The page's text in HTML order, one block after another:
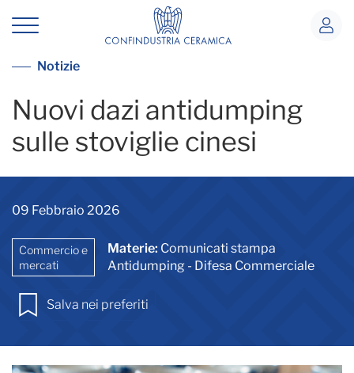
Dazi stoviglie Cina
Vai alla lista notizie
Notizie
Nuovi dazi antidumping
sulle stoviglie cinesi
09 Febbraio 2026
Commercio e
mercati
Materie: Comunicati stampa
Antidumping - Difesa Commerciale
Salva nei preferiti